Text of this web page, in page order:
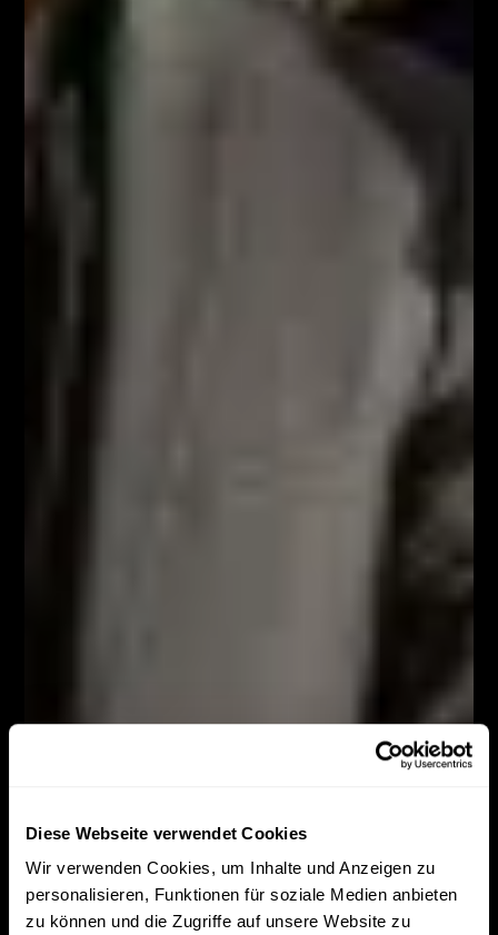
Diese Webseite verwendet Cookies
Wir verwenden Cookies, um Inhalte und Anzeigen zu
personalisieren, Funktionen für soziale Medien anbieten
zu können und die Zugriffe auf unsere Website zu